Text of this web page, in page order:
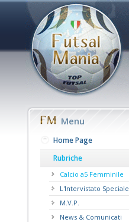
Menu
Home Page
Rubriche
Calcio a5 Femminile
L'Intervistato Speciale
M.V.P.
News & Comunicati